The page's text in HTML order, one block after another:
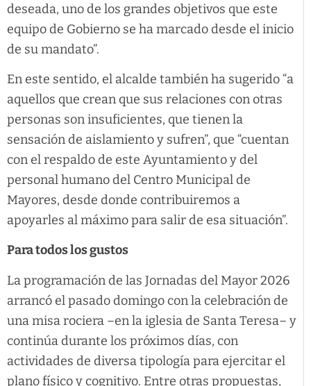
deseada, uno de los grandes objetivos que este
equipo de Gobierno se ha marcado desde el inicio
de su mandato”.
En este sentido, el alcalde también ha sugerido “a
aquellos que crean que sus relaciones con otras
personas son insuficientes, que tienen la
sensación de aislamiento y sufren”, que “cuentan
con el respaldo de este Ayuntamiento y del
personal humano del Centro Municipal de
Mayores, desde donde contribuiremos a
apoyarles al máximo para salir de esa situación”.
Para todos los gustos
La programación de las Jornadas del Mayor 2026
arrancó el pasado domingo con la celebración de
una misa rociera –en la iglesia de Santa Teresa– y
continúa durante los próximos días, con
actividades de diversa tipología para ejercitar el
plano físico y cognitivo. Entre otras propuestas,